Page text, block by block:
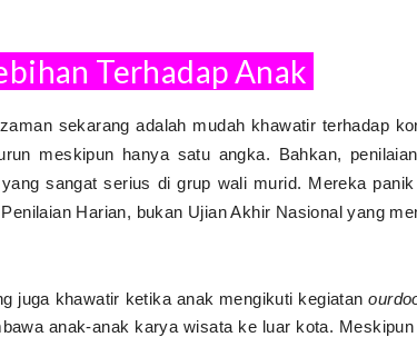
Terhadap Anak
sekarang adalah mudah khawatir terhadap
meskipun hanya satu angka. Bahkan,
sangat serius di grup wali murid. Mereka
Harian, bukan Ujian Akhir Nasional yang
juga khawatir ketika anak mengikuti kegiatan
anak-anak karya wisata ke luar kota.